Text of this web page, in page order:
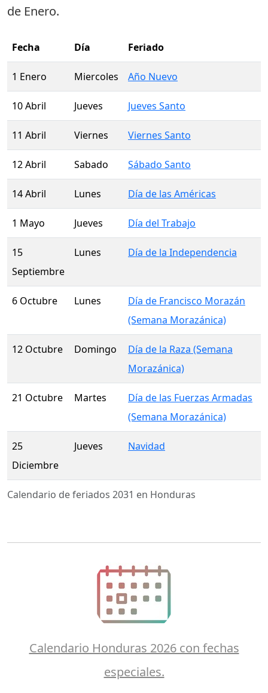
de Enero.
Calendario de feriados 2031 en Honduras
Fecha Día Feriado
1 Enero Miercoles Año Nuevo
10 Abril Jueves Jueves Santo
11 Abril Viernes Viernes Santo
12 Abril Sabado Sábado Santo
14 Abril Lunes Día de las Américas
1 Mayo Jueves Día del Trabajo
15
Septiembre
Lunes Día de la Independencia
6 Octubre Lunes
Día de Francisco Morazán
(Semana Morazánica)
12 Octubre Domingo
Día de la Raza (Semana
Morazánica)
21 Octubre Martes
Día de las Fuerzas Armadas
(Semana Morazánica)
25
Diciembre
Jueves Navidad
Calendario Honduras 2026 con fechas
especiales.